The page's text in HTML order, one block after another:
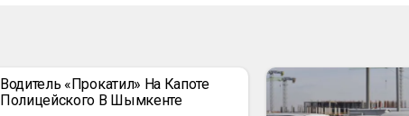
Водитель «прокатил» На Капоте
Полицейского В Шымкенте